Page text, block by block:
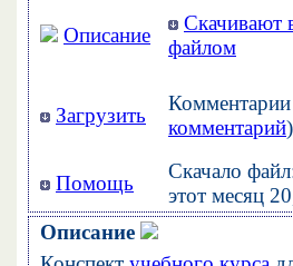
Описание
Скачивают
файлом
Загрузить
комментарий)
Помощь
Скачало
этот месяц
Описание